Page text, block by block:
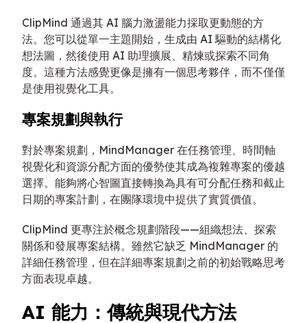
ClipMind 通過其 AI 腦力激盪能力採取更動態的方
法。您可以從單一主題開始，生成由 AI 驅動的結構化
想法圖，然後使用 AI 助理擴展、精煉或探索不同角
度。這種方法感覺更像是擁有一個思考夥伴，而不僅僅
是使用視覺化工具。
專案規劃與執行
對於專案規劃，MindManager 在任務管理、時間軸
視覺化和資源分配方面的優勢使其成為複雜專案的優越
選擇。能夠將心智圖直接轉換為具有可分配任務和截止
日期的專案計劃，在團隊環境中提供了實質價值。
ClipMind 更專注於概念規劃階段——組織想法、探索
關係和發展專案結構。雖然它缺乏 MindManager 的
詳細任務管理，但在詳細專案規劃之前的初始戰略思考
方面表現卓越。
AI 能力：傳統與現代方法